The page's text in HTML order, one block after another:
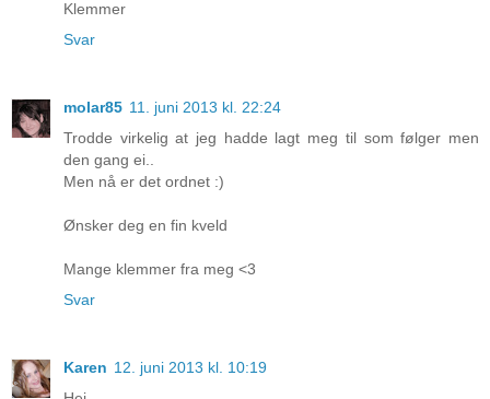
Klemmer
Svar
molar85 11. juni 2013 kl. 22:24
Trodde virkelig at jeg hadde lagt meg til som følger men
den gang ei..
Men nå er det ordnet :)
Ønsker deg en fin kveld
Mange klemmer fra meg <3
Svar
Karen 12. juni 2013 kl. 10:19